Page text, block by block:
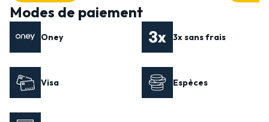
Modes de paiement
Oney 3x sans frais
Visa Espèces